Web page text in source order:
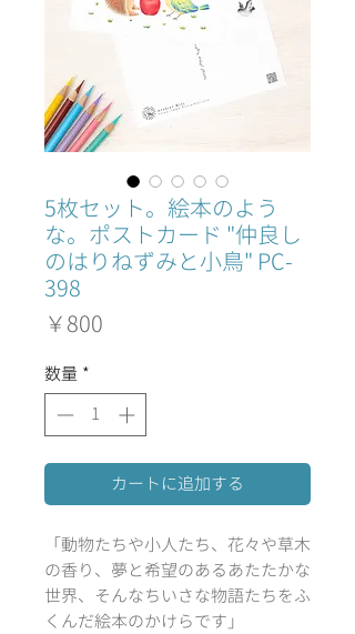
5枚セット。絵本のよう
な。ポストカード "仲良し
のはりねずみと小鳥" PC-
398
￥800
数量 *
カートに追加する
「動物たちや小人たち、花々や草木
の香り、夢と希望のあるあたたかな
世界、そんなちいさな物語たちをふ
くんだ絵本のかけらです」